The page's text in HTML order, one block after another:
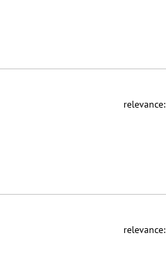
relevance:
relevance: